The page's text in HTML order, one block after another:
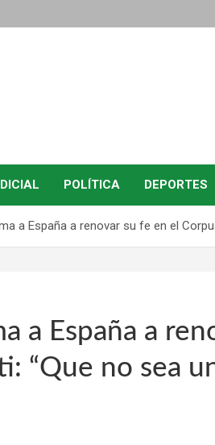
POLÍTICA DEPORTES
a España a renovar su fe en el
a España a
“Que no sea